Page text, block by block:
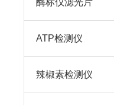
酶标仪滤光片
ATP检测仪
辣椒素检测仪